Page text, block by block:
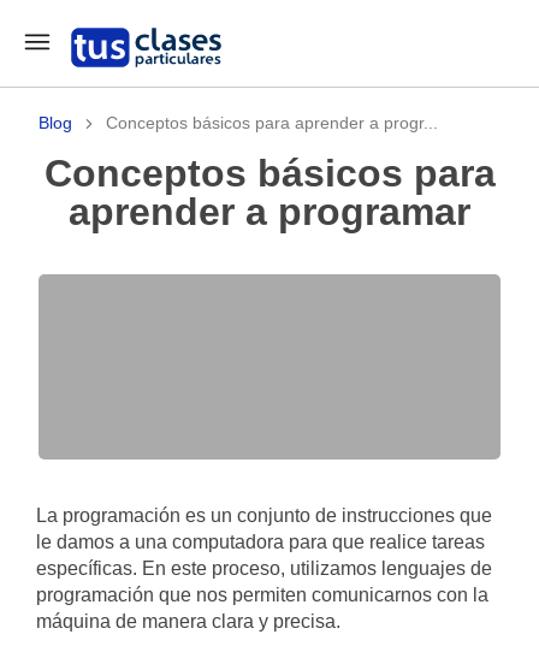
Blog Conceptos básicos para aprender a progr...
Conceptos básicos para
aprender a programar
La programación es un conjunto de instrucciones que
le damos a una computadora para que realice tareas
específicas. En este proceso, utilizamos lenguajes de
programación que nos permiten comunicarnos con la
máquina de manera clara y precisa.